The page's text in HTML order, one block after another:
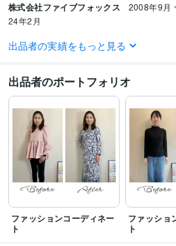
株式会社ファイブフォックス 2008年9月
24年2月
資格・検定
介護福祉士
得意分野
住まい・美容・生活相談 ファッション
オンラインレッスン・習い事 ファッシ
出品者の実績をもっと見る
出品者のポートフォリオ
ファッションコーディネー
ト
ファッショ
ト